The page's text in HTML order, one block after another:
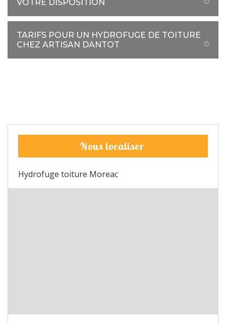
VOTRE DISPOSITION
TARIFS POUR UN HYDROFUGE DE TOITURE
CHEZ ARTISAN DANTOT
Nous localiser
Hydrofuge toiture Moreac